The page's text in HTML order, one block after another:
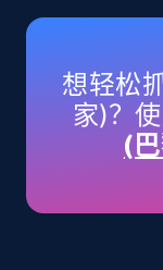
Title, Seller
price,
more.
想轻松
家)？
(